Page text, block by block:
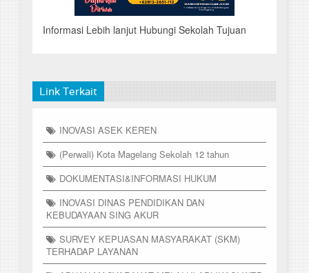
Informasi Lebih lanjut Hubungi Sekolah Tujuan
Link Terkait
INOVASI ASEK KEREN
(Perwali) Kota Magelang Sekolah 12 tahun
DOKUMENTASI&INFORMASI HUKUM
INOVASI DINAS PENDIDIKAN DAN
KEBUDAYAAN SING AKUR
SURVEY KEPUASAN MASYARAKAT (SKM)
TERHADAP LAYANAN